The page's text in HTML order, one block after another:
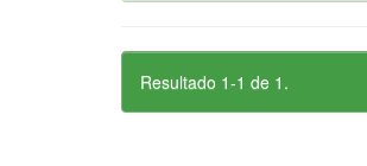
Resultado 1-1 de 1.